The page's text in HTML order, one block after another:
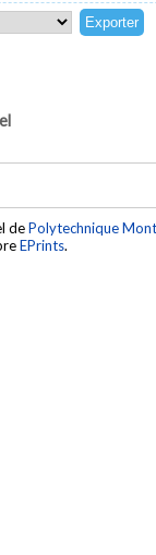
dePolytechnique
EPrints.